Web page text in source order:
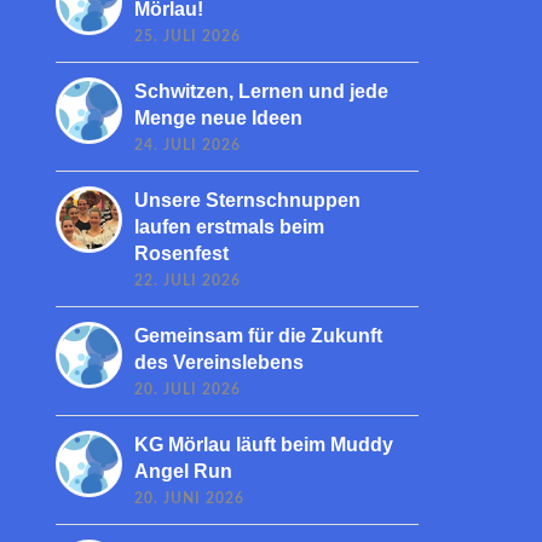
Mörlau!
25. JULI 2026
Schwitzen, Lernen und jede
Menge neue Ideen
24. JULI 2026
Unsere Sternschnuppen
laufen erstmals beim
Rosenfest
22. JULI 2026
Gemeinsam für die Zukunft
des Vereinslebens
20. JULI 2026
KG Mörlau läuft beim Muddy
Angel Run
20. JUNI 2026